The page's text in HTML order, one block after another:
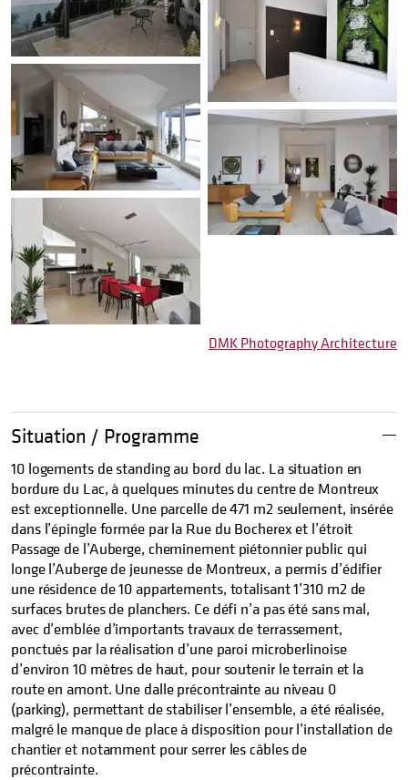
DMK Photography Architecture
Situation / Programme
10 logements de standing au bord du lac. La situation en
bordure du Lac, à quelques minutes du centre de Montreux
est exceptionnelle. Une parcelle de 471 m2 seulement, insérée
dans l’épingle formée par la Rue du Bocherex et l’étroit
Passage de l’Auberge, cheminement piétonnier public qui
longe l’Auberge de jeunesse de Montreux, a permis d’édifier
une résidence de 10 appartements, totalisant 1’310 m2 de
surfaces brutes de planchers. Ce défi n’a pas été sans mal,
avec d’emblée d’importants travaux de terrassement,
ponctués par la réalisation d’une paroi microberlinoise
d’environ 10 mètres de haut, pour soutenir le terrain et la
route en amont. Une dalle précontrainte au niveau 0
(parking), permettant de stabiliser l’ensemble, a été réalisée,
malgré le manque de place à disposition pour l’installation de
chantier et notamment pour serrer les câbles de
précontrainte.